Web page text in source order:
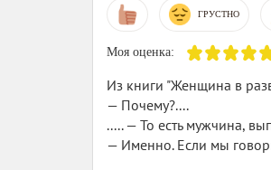
ГРУСТНО
Моя оценка:
Из книги "Женщина в
— Почему?....
..... — То есть мужчина,
— Именно. Если мы